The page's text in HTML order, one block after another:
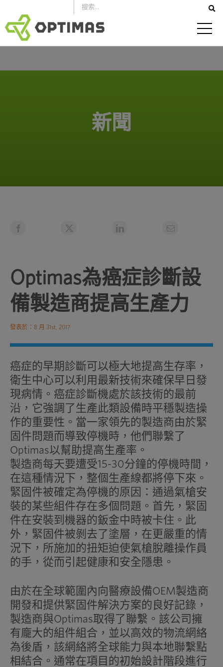
到
內
容
新聞
Optimas為癌症診斷設
備製造商提高生產力
發表於：8 月 31st, 2017
癌症的早期診斷可以極大地提高生存率，
衛生中心可以利用最新技術來確保早日發
現病情。癌症診斷機處於該技術的最前
沿，它強調了生產此類設備時平穩製造操
作的重要性。當一家領先的製造商由於緊
固件問題而導致停機時，他們聯繫了
Optimas以幫助提高生產率。
製造商每天要遭受15-30分鐘的停機時間，
在這種情況下，整個生產線都將停下來。
緊固件被確定為停機的原因：通過氣槍安
裝的某些組件存在多個問題。首先，緊固
件在安裝到機器的鈑金中時被卡住。此
外，緊固件被剝去了塗層，在更嚴重的情
況下，所施加的扭矩迫使氣槍脫離操作員
的手，從而引起健康和安全隱患。
由於在全球範圍內向醫療設備OEM製造商
開發和提供緊固件解決方案的良好記錄，
製造商與Optimas取得了聯繫。該公司擁
有龐大的組件組合，並以高效的物流網絡
為後盾，該網絡將全球能力與本地聯繫點
相結合。通常在項目的初始設計階段進行